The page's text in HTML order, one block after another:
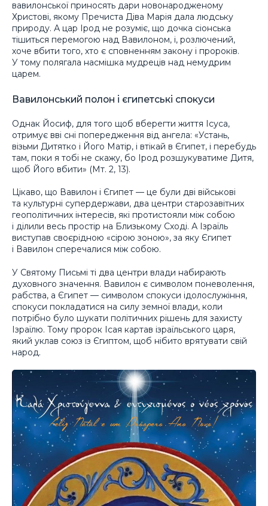
вавилонської приносять дари новонародженому
Христові, якому Пречиста Діва Марія дала людську
природу. А цар Ірод не розуміє, що дочка сіонська
тішиться перемогою над Вавилоном, і, розлючений,
хоче вбити того, хто є сповненням закону і пророків.
У тому полягала насмішка мудреців над немудрим
царем.
Вавилонський полон і єгипетські спокуси
Однак Йосиф, для того щоб вберегти життя Ісуса,
отримує вві сні попередження від ангела: «Устань,
візьми Дитятко і Його Матір, і втікай в Єгипет, і перебудь
там, поки я тобі не скажу, бо Ірод розшукуватиме Дитя,
щоб Його вбити» (Мт. 2, 13).
Цікаво, що Вавилон і Єгипет — це були дві військові
та культурні супердержави, два центри старозавітних
геополітичних інтересів, які протистояли між собою
і ділили весь простір на Близькому Сході. А Ізраїль
виступав своєрідною «сірою зоною», за яку Єгипет
і Вавилон сперечалися між собою.
У Святому Письмі ті два центри влади набирають
духовного значення. Вавилон є символом поневолення,
рабства, а Єгипет — символом спокуси ідолослужіння,
спокуси покладатися на силу земної влади, коли
потрібно було шукати політичних рішень для захисту
Ізраїлю. Тому пророк Ісая картав ізраїльського царя,
який уклав союз із Єгиптом, щоб нібито врятувати свій
народ.